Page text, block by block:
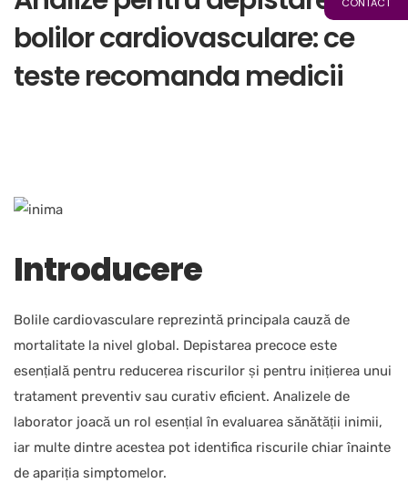
bolilor cardiovasculare: ce
teste recomanda medicii
Introducere
Bolile cardiovasculare reprezintă principala cauză de
mortalitate la nivel global. Depistarea precoce este
esențială pentru reducerea riscurilor și pentru inițierea unui
tratament preventiv sau curativ eficient. Analizele de
laborator joacă un rol esențial în evaluarea sănătății inimii,
iar multe dintre acestea pot identifica riscurile chiar înainte
de apariția simptomelor.